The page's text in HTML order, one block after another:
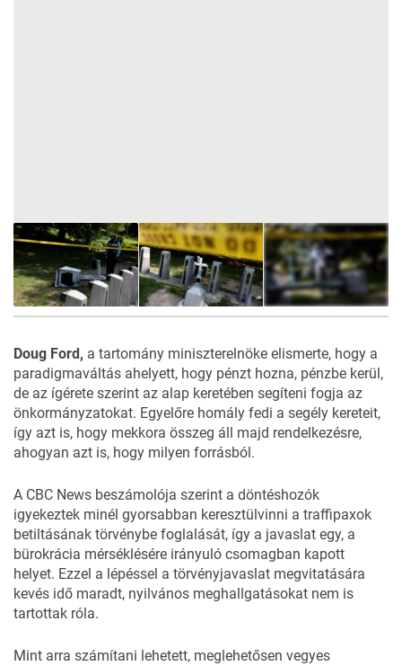
Doug Ford, a tartomány miniszterelnöke elismerte, hogy a
paradigmaváltás ahelyett, hogy pénzt hozna, pénzbe kerül,
de az ígérete szerint az alap keretében segíteni fogja az
önkormányzatokat. Egyelőre homály fedi a segély kereteit,
így azt is, hogy mekkora összeg áll majd rendelkezésre,
ahogyan azt is, hogy milyen forrásból.
A CBC News beszámolója szerint a döntéshozók
igyekeztek minél gyorsabban keresztülvinni a traffipaxok
betiltásának törvénybe foglalását, így a javaslat egy, a
bürokrácia mérséklésére irányuló csomagban kapott
helyet. Ezzel a lépéssel a törvényjavaslat megvitatására
kevés idő maradt, nyilvános meghallgatásokat nem is
tartottak róla.
Mint arra számítani lehetett, meglehetősen vegyes